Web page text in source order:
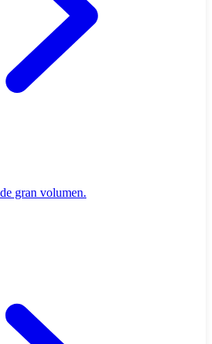
gran volumen.